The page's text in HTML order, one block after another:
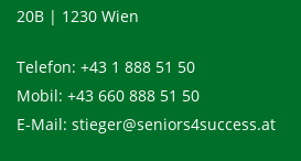
20B | 1230 Wien
Telefon: +43 1 888 51 50
Mobil: +43 660 888 51 50
E-Mail: stieger@seniors4success.at